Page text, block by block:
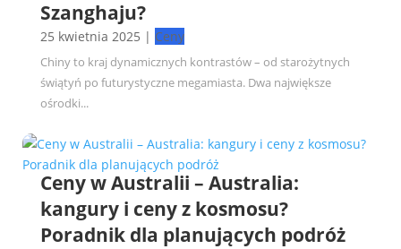
Szanghaju?
25 kwietnia 2025 | Ceny
Chiny to kraj dynamicznych kontrastów – od starożytnych
świątyń po futurystyczne megamiasta. Dwa największe
ośrodki...
Ceny w Australii – Australia:
kangury i ceny z kosmosu?
Poradnik dla planujących podróż